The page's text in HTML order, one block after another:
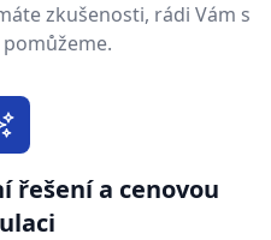
zkušenosti, rádi Vám s
řešení a cenovou